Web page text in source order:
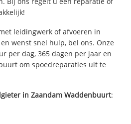
leidingwerk of afvoeren in
wenst snel hulp, bel ons. Onze
per dag, 365 dagen per jaar en
om spoedreparaties uit te
inZaandam Waddenbuurt: